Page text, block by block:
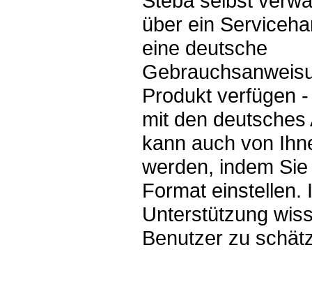
über ein
eine deutsche
Produkt verfügen
mit den
kann auch von
werden, indem
Format einstellen.
Unterstützung
Benutzer zu